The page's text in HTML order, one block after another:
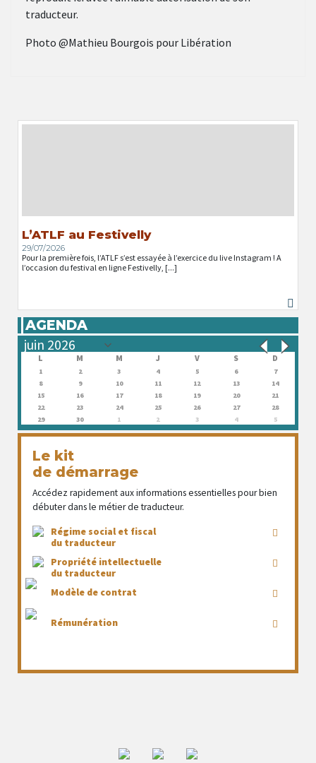
traducteur.
Photo @Mathieu Bourgois pour Libération
L’ATLF au Festivelly
29/07/2026
Pour la première fois, l’ATLF s’est essayée à l’exercice du live Instagram ! A
l’occasion du festival en ligne Festivelly, [...]
AGENDA
L M M J V S D
1 2 3 4 5 6
7
8
9 10 11 12 13
14
15
16 17 18 19 20
21
22
23 24 25 26 27
28
29
30 1 2 3 4 5
Le kit
de démarrage
Accédez rapidement aux informations essentielles pour bien
débuter dans le métier de traducteur.
Régime social et fiscal
du traducteur
Propriété intellectuelle
du traducteur
Modèle de contrat
Rémunération